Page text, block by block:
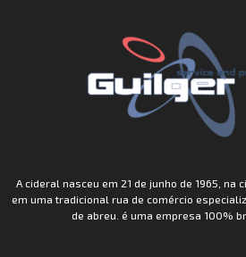
A cideral nasceu em 21 de junho de 1965, na
em uma tradicional rua de comércio
de abreu. é uma empresa 100%